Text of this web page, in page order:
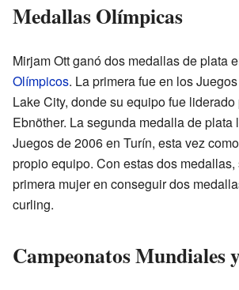
Medallas Olímpicas
Mirjam Ott ganó dos medallas de plata
Olímpicos. La primera fue en los
Lake City, donde su equipo fue
Ebnöther. La segunda medalla de plata
Juegos de 2006 en Turín, esta vez
propio equipo. Con estas dos
primera mujer en conseguir dos
curling.
Campeonatos Mundiales